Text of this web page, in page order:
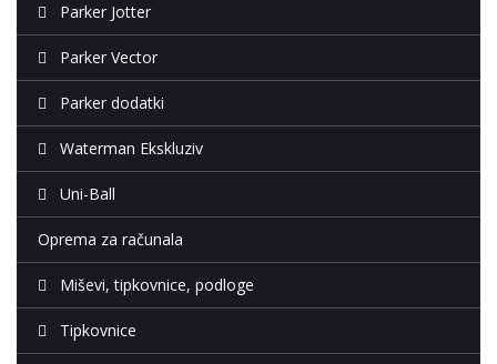
Parker Jotter
Parker Vector
Parker dodatki
Waterman Ekskluziv
Uni-Ball
Oprema za računala
Miševi, tipkovnice, podloge
Tipkovnice